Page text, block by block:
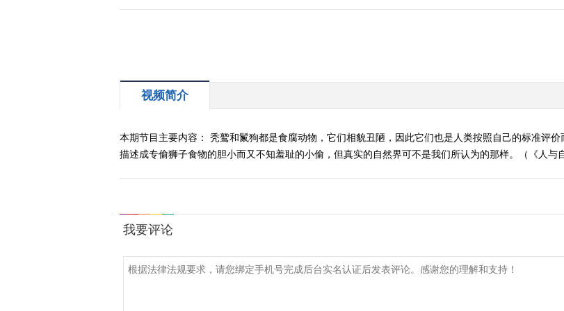
视频简介
本期节目主要内容： 秃鹫和鬣狗都是食腐动物，它们相貌丑陋，因此它们也是人类按照自己的标准评
描述成专偷狮子食物的胆小而又不知羞耻的小偷，但真实的自然界可不是我们所认为的那样。（《人与